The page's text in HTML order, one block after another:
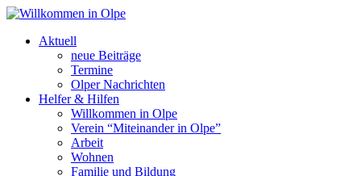
Aktuell
neue Beiträge
Termine
Olper Nachrichten
Helfer & Hilfen
Willkommen in Olpe
Verein “Miteinander in Olpe”
Arbeit
Wohnen
Familie und Bildung